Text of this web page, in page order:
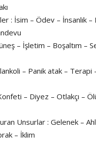
: İsim – Ödev – İnsanlık –
– İşletim – Boşaltım –
– Panik atak – Terapi
– Diyez – Otlakçı –
Unsurlar : Gelenek –
– İklim